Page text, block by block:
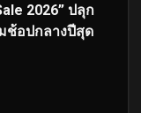
2026” ปลุก
ช้อปกลางปีสุด